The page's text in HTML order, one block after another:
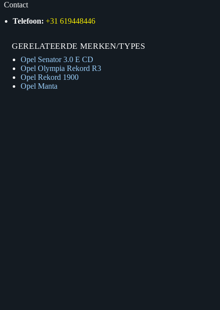
Contact
Telefoon: +31 619448446
GERELATEERDE MERKEN/TYPES
Opel Senator 3.0 E CD
Opel Olympia Rekord R3
Opel Rekord 1900
Opel Manta